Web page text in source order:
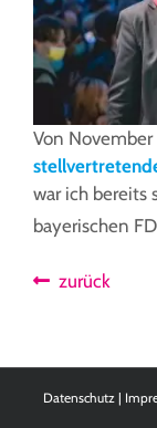
Von
war ich bereits
bayerischen
zurück
Datenschutz |